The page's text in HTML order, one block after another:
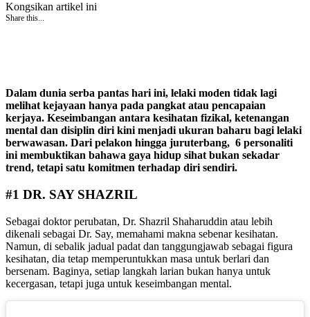
Kongsikan artikel ini
Share this...
Dalam dunia serba pantas hari ini, lelaki moden tidak lagi
melihat kejayaan hanya pada pangkat atau pencapaian
kerjaya. Keseimbangan antara kesihatan fizikal, ketenangan
mental dan disiplin diri kini menjadi ukuran baharu bagi lelaki
berwawasan. Dari pelakon hingga juruterbang, 6 personaliti
ini membuktikan bahawa gaya hidup sihat bukan sekadar
trend, tetapi satu komitmen terhadap diri sendiri.
#1 DR. SAY SHAZRIL
Sebagai doktor perubatan, Dr. Shazril Shaharuddin atau lebih
dikenali sebagai Dr. Say, memahami makna sebenar kesihatan.
Namun, di sebalik jadual padat dan tanggungjawab sebagai figura
kesihatan, dia tetap memperuntukkan masa untuk berlari dan
bersenam. Baginya, setiap langkah larian bukan hanya untuk
kecergasan, tetapi juga untuk keseimbangan mental.